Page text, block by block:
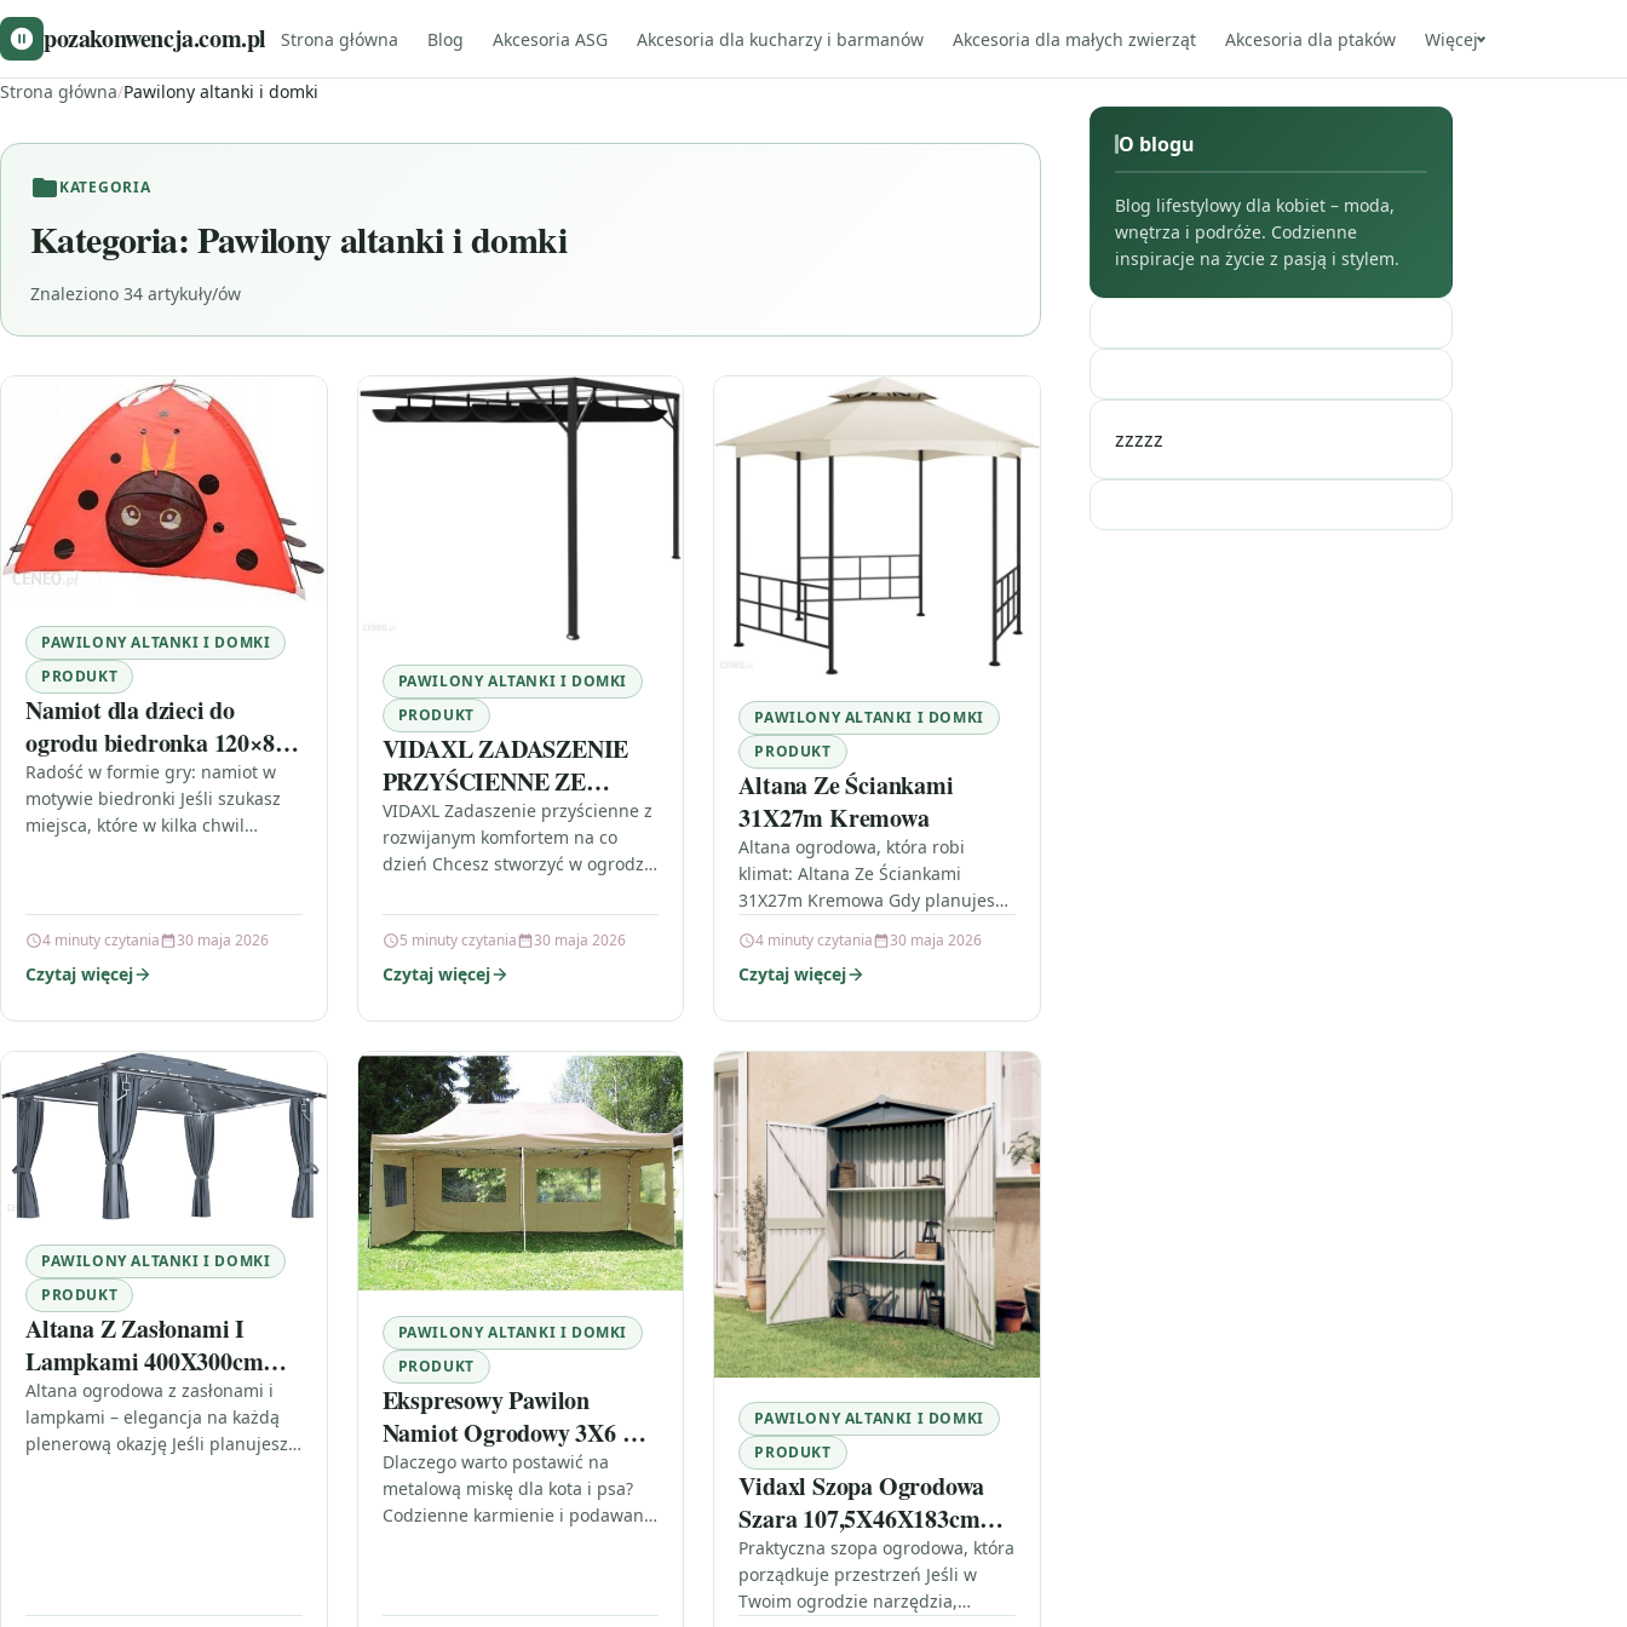
pozakonwencja.com.pl Strona główna Blog Akcesoria ASG Akcesoria dla kucharzy i barmanów Akcesoria dla małych zwierząt Akcesoria dla ptaków Więcej
Strona główna/Pawilony altanki i domki
KATEGORIA
Kategoria:Pawilony altanki i domki
Znaleziono 34 artykuły/ów
PAWILONY ALTANKI I DOMKI
PRODUKT
Namiot dla dzieci do
ogrodu biedronka 120×80
cm
Radość w formie gry: namiot w
motywie biedronki Jeśli szukasz
miejsca, które w kilka chwil
4 minuty czytania 30 maja 2026
Czytaj więcej
PAWILONY ALTANKI I DOMKI
PRODUKT
VIDAXL ZADASZENIE
PRZYŚCIENNE ZE
ZWIJANYM DACHEM
3X3 M ANTRACYT
VIDAXL Zadaszenie przyścienne z
rozwijanym komfortem na co
dzień Chcesz stworzyć w ogrodzie
przyjemne niezależnie od
kaprysów pogody? VIDAXL…
5 minuty czytania 30 maja 2026
Czytaj więcej
PAWILONY ALTANKI I DOMKI
PRODUKT
Altana Ze Ściankami
31X27m Kremowa
Altana ogrodowa, która robi
klimat: Altana Ze Ściankami
31X27m Kremowa Gdy planujesz
tylko miejsce, ale też komfort.
Altana…
4 minuty czytania 30 maja 2026
Czytaj więcej
PAWILONY ALTANKI I DOMKI
PRODUKT
Altana Z Zasłonami I
Lampkami 400X300cm
Antracyt Aluminium
Altana ogrodowa z zasłonami i
lampkami – elegancja na każdą
plenerową okazję Jeśli planujesz
PAWILONY ALTANKI I DOMKI
PRODUKT
Ekspresowy Pawilon
Namiot Ogrodowy 3X6 m
+ 5 Scian
Dlaczego warto postawić na
metalową miskę dla kota i psa?
Codzienne karmienie i podawanie
PAWILONY ALTANKI I DOMKI
PRODUKT
Vidaxl Szopa Ogrodowa
Szara 107,5X46X183cm
Stal Galwanizowana
Praktyczna szopa ogrodowa, która
porządkuje przestrzeń Jeśli w
Twoim ogrodzie narzędzia,
O blogu
Blog lifestylowy dla kobiet – moda,
wnętrza i podróże. Codzienne
inspiracje na życie z pasją i stylem.
zzzzz